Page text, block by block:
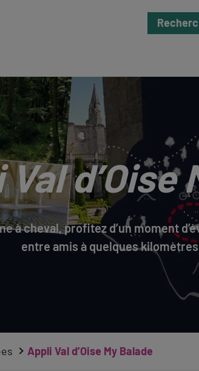
d’Oise
à cheval, profitez d’un moment
entre amis à quelques
Appli Val d’Oise My Balade